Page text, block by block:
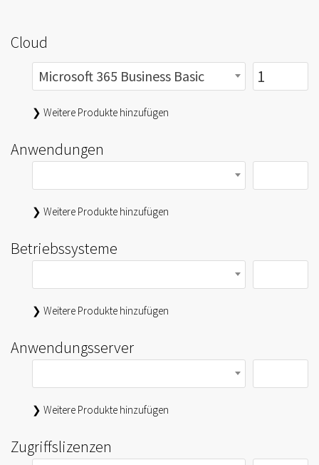
Cloud
Microsoft 365 Business Basic
❯ Weitere Produkte hinzufügen
Anwendungen
❯ Weitere Produkte hinzufügen
Betriebssysteme
❯ Weitere Produkte hinzufügen
Anwendungsserver
❯ Weitere Produkte hinzufügen
Zugriffslizenzen